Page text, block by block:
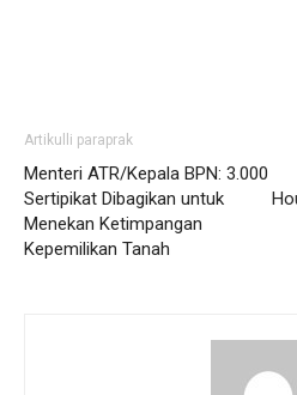
Artikulli paraprak
Menteri ATR/Kepala BPN: 3.000
Sertipikat Dibagikan untuk
Menekan Ketimpangan
Kepemilikan Tanah